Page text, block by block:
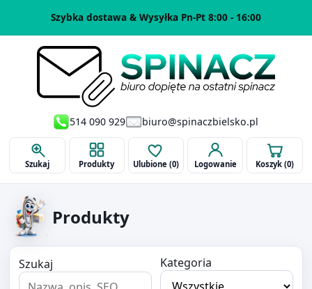
Szybka dostawa & Wysyłka Pn-Pt 8:00 - 16:00
514 090 929 biuro@spinaczbielsko.pl
Szukaj Produkty Ulubione (0) Logowanie Koszyk (0)
Produkty
Szukaj Kategoria